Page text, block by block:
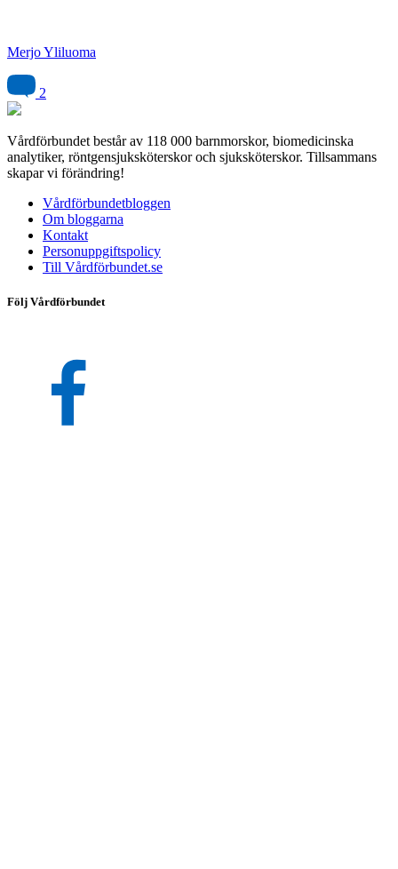
Merjo Yliluoma
2
Vårdförbundet består av 118 000 barnmorskor, biomedicinska
analytiker, röntgensjuksköterskor och sjuksköterskor. Tillsammans
skapar vi förändring!
Vårdförbundetbloggen
Om bloggarna
Kontakt
Personuppgiftspolicy
Till Vårdförbundet.se
Följ Vårdförbundet